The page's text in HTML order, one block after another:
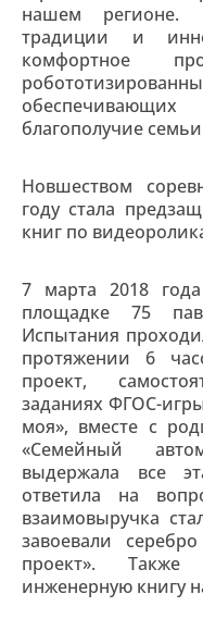
нашем регионе.
традиции и
комфортное
благополучие
Новшеством
году стала
книг по
7 марта 2018
площадке 75
Испытания
протяжении 6
проект,
заданиях ФГОС-
моя», вместе с
«Семейный
выдержала все
ответила на
взаимовыручка
завоевали
проект».
инженерную книгу